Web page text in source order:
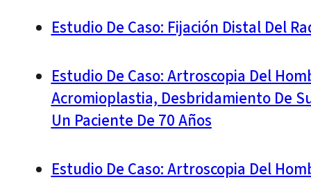
Estudio De Caso: Fijación Distal Del
Estudio De Caso: Artroscopia Del
Acromioplastia, Desbridamiento De
Un Paciente De 70 Años
Estudio De Caso: Artroscopia Del